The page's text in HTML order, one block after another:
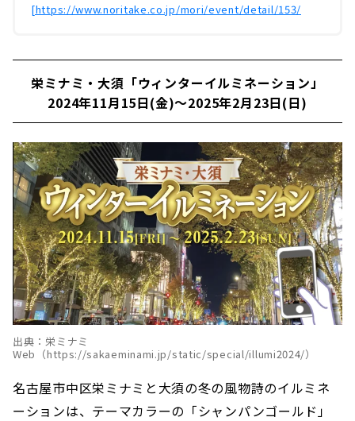
[https://www.noritake.co.jp/mori/event/detail/153/
栄ミナミ・大須「ウィンターイルミネーション」
2024年11月15日(金)〜2025年2月23日(日)
出典：栄ミナミ
Web（https://sakaeminami.jp/static/special/illumi2024/）
名古屋市中区栄ミナミと大須の冬の風物詩のイルミネ
ーションは、テーマカラーの「シャンパンゴールド」